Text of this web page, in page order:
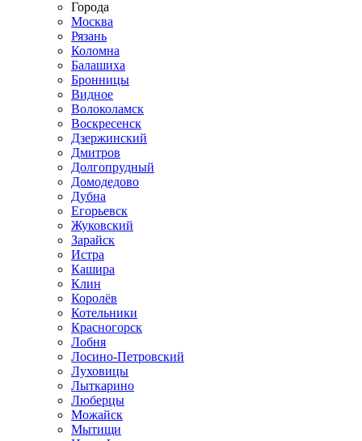
Города
Москва
Рязань
Коломна
Балашиха
Бронницы
Видное
Волоколамск
Воскресенск
Дзержинский
Дмитров
Долгопрудный
Домодедово
Дубна
Егорьевск
Жуковский
Зарайск
Истра
Кашира
Клин
Королёв
Котельники
Красногорск
Лобня
Лосино-Петровский
Луховицы
Лыткарино
Люберцы
Можайск
Мытищи